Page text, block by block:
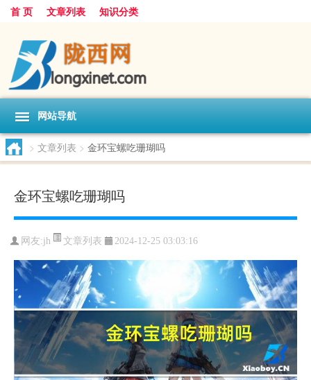
首 页 文章列表 知识分类
网站导航
> 文章列表 > 金环宝螺吃珊瑚吗
金环宝螺吃珊瑚吗
网友:jh 文章列表 2024-12-25 03:03:16